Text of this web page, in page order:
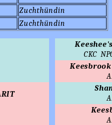
Zuchthündin
Zuchthündin
CKC